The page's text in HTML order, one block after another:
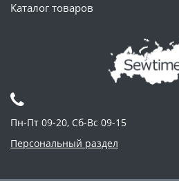
Каталог товаров
Пн-Пт 09-20, Сб-Вс 09-15
Персональный раздел